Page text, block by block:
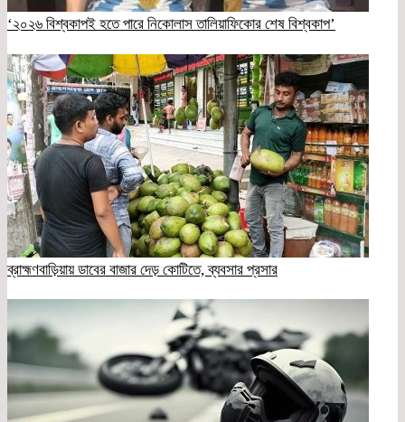
‘২০২৬ বিশ্বকাপই হতে পারে নিকোলাস তালিয়াফিকোর শেষ বিশ্বকাপ’
ব্রাহ্মণবাড়িয়ায় ডাবের বাজার দেড় কোটিতে, ব্যবসার প্রসার